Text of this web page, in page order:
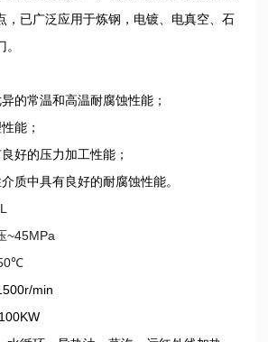
，已广泛应用于炼钢，电镀、电真空、石
异的常温和高温耐腐蚀性能；
能；
好的压力加工性能；
质中具有良好的耐腐蚀性能。
~45MPa
℃
min